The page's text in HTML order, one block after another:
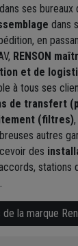
dans ses bureaux
dans
en
RENSON
et de
à tous ses
de transfert
(filtres)
autres
des
stations
la marque